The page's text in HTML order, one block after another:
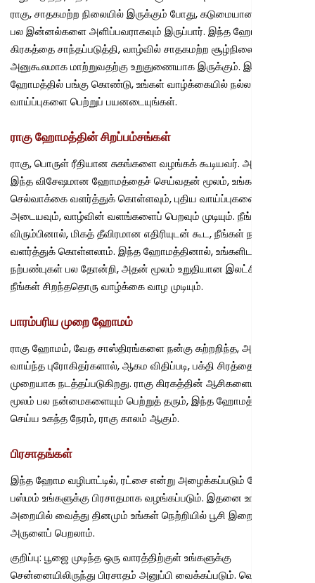
ராகு, சாதகமற்ற நிலையில் இருக்கும் போது, கடுமையானவராகவும்,
பல இன்னல்களை அளிப்பவராகவும் இருப்பார். இந்த ஹோமம், ராகு
கிரகத்தை சாந்தப்படுத்தி, வாழ்வில் சாதகமற்ற சூழ்நிலைகளையும்,
அனுகூலமாக மாற்றுவதற்கு உறுதுணையாக இருக்கும். இந்த
ஹோமத்தில் பங்கு கொண்டு, உங்கள் வாழ்க்கையில் நல்ல பல
வாய்ப்புகளை பெற்றுப் பயனடையுங்கள்.
ராகு ஹோமத்தின் சிறப்பம்சங்கள்
ராகு, பொருள் ரீதியான சுகங்களை வழங்கக் கூடியவர். அவர் குறித்து,
இந்த விசேஷமான ஹோமத்தைச் செய்வதன் மூலம், உங்கள்
செல்வாக்கை வளர்த்துக் கொள்ளவும், புதிய வாய்ப்புகளை
அடையவும், வாழ்வின் வளங்களைப் பெறவும் முடியும். நீங்கள்
விரும்பினால், மிகத் தீவிரமான எதிரியுடன் கூட, நீங்கள் நட்பை
வளர்த்துக் கொள்ளலாம். இந்த ஹோமத்தினால், உங்களிடம்
நற்பண்புகள் பல தோன்றி, அதன் மூலம் உறுதியான இலட்சியத்துடன்,
நீங்கள் சிறந்ததொரு வாழ்க்கை வாழ முடியும்.
பாரம்பரிய முறை ஹோமம்
ராகு ஹோமம், வேத சாஸ்திரங்களை நன்கு கற்றறிந்த, அனுபவம்
வாய்ந்த புரோகிதர்களால், ஆகம விதிப்படி, பக்தி சிரத்தையுடன்,
முறையாக நடத்தப்படுகிறது. ராகு கிரகத்தின் ஆசிகளையும், அதன்
மூலம் பல நன்மைகளையும் பெற்றுத் தரும், இந்த ஹோமத்தைச்
செய்ய உகந்த நேரம், ராகு காலம் ஆகும்.
பிரசாதங்கள்
இந்த ஹோம வழிபாட்டில், ரட்சை என்று அழைக்கப்படும் ஹோம
பஸ்மம் உங்களுக்கு பிரசாதமாக வழங்கப்படும். இதனை உங்கள் பூஜை
அறையில் வைத்து தினமும் உங்கள் நெற்றியில் பூசி இறைவனின்
அருளைப் பெறலாம்.
குறிப்பு: பூஜை முடிந்த ஒரு வாரத்திற்குள் உங்களுக்கு
சென்னையிலிருந்து பிரசாதம் அனுப்பி வைக்கப்படும். வெளிநாட்டு